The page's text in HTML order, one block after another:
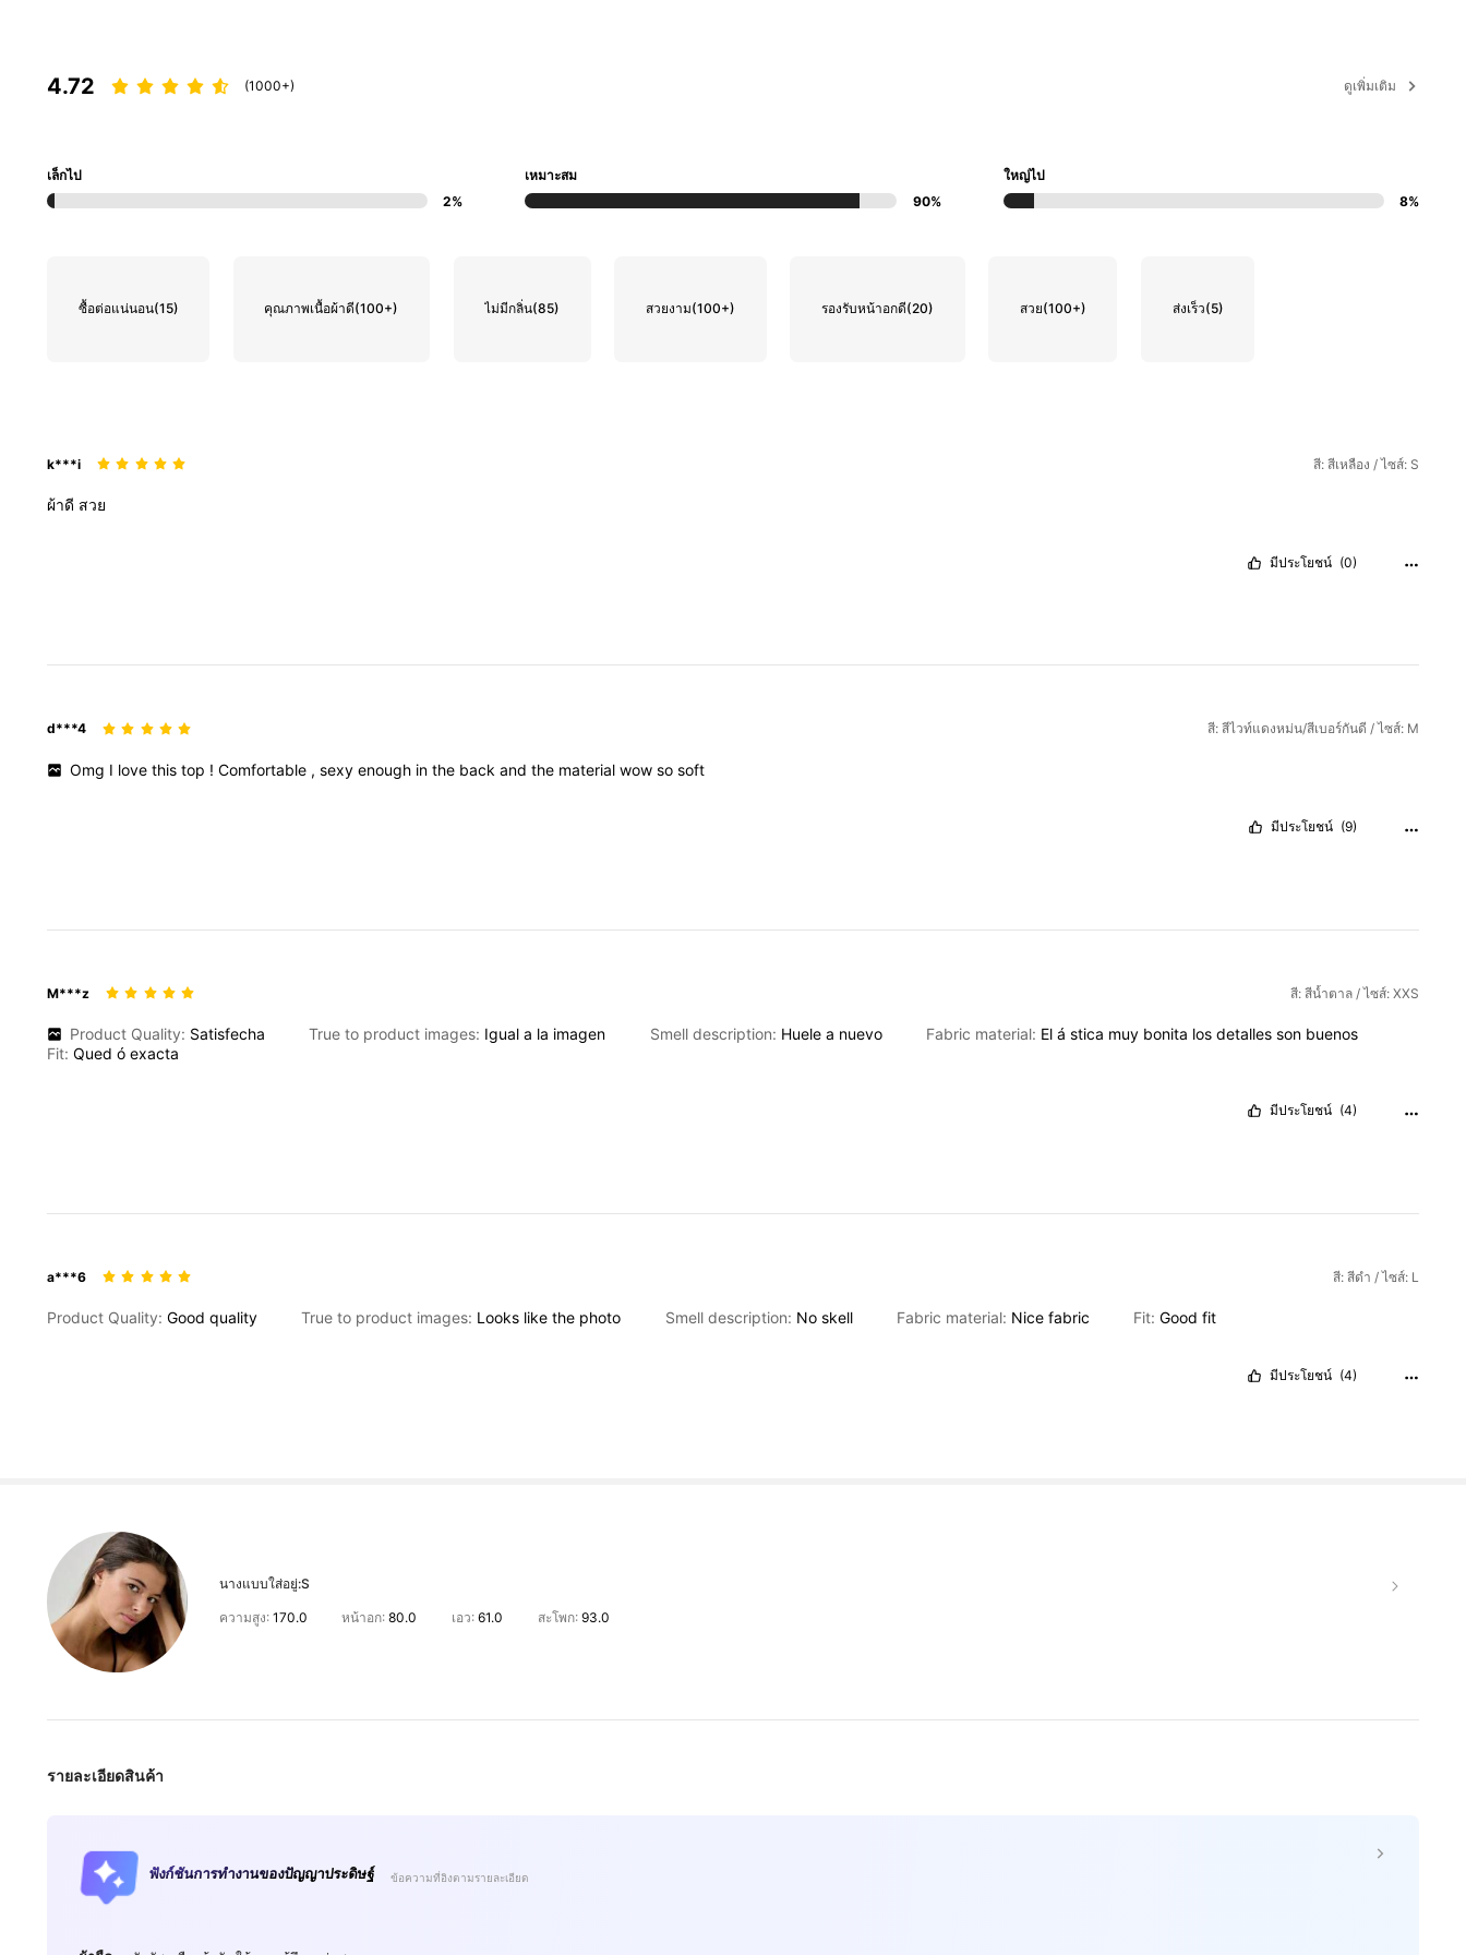
4.72 (1000+) ดูเพิ่มเติม
เล็กไป
2%
เหมาะสม
90%
ใหญ่ไป
8%
ซื้อต่อแน่นอน(15) คุณภาพเนื้อผ้าดี(100+) ไม่มีกลิ่น(85) สวยงาม(100+) รองรับหน้าอกดี(20) สวย(100+) ส่งเร็ว(5)
k***i สี: สีเหลือง / ไซส์: S
ผ้าดี สวย
มีประโยชน์ (0)
d***4 สี: สีไวท์แดงหม่น/สีเบอร์กันดี / ไซส์: M
Omg I lovethistop !Comfortable ,sexyenough inthe backandthe materialwowsosoft
มีประโยชน์ (9)
M***z สี: สีน้ำตาล / ไซส์: XXS
Product Quality: Satisfecha True to product images: Iguala la imagen Smell description: Huele a nuevo Fabric material: El á stica muy bonita los detalles son buenos
Fit: Qued ó exacta
มีประโยชน์ (4)
a***6 สี: สีดำ / ไซส์: L
Product Quality: Good quality True to product images: Looks likethe photo Smell description: No skell Fabric material: Nice fabric Fit:Goodfit
มีประโยชน์ (4)
นางแบบใส่อยู่:S
ความสูง: 170.0 หน้าอก:80.0 เอว: 61.0 สะโพก: 93.0
รายละเอียดสินค้า
ฟังก์ชันการทำงานของปัญญาประดิษฐ์ ข้อความที่อิงตามรายละเอียด